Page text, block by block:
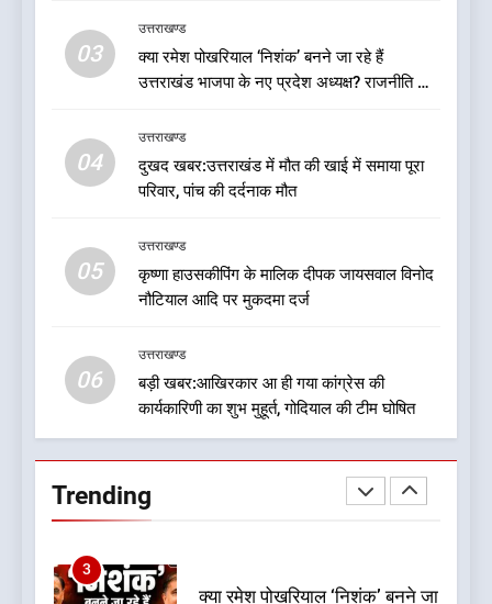
03
उत्तराखण्ड
क्या रमेश पोखरियाल ‘निशंक’ बनने जा रहे हैं
उत्तराखंड भाजपा के नए प्रदेश अध्यक्ष? राजनीति के
04
उत्तराखण्ड
दुखद खबर:उत्तराखंड में मौत की खाई में समाया पूरा
परिवार, पांच की दर्दनाक मौत
05
उत्तराखण्ड
कृष्णा हाउसकीपिंग के मालिक दीपक जायसवाल विनोद
नौटियाल आदि पर मुकदमा दर्ज
06
उत्तराखण्ड
बड़ी खबर:आखिरकार आ ही गया कांग्रेस की
कार्यकारिणी का शुभ मुहूर्त, गोदियाल की टीम घोषित
Trending
मुख्यमंत्री को भी मिली जिम्मेदारी
उत्तराखण्ड
देखें वीडियो:कांग्रेस का 2027 के
चुनाव जीतने पर फोकस पूरा, लेकिन
1
बड़ी खबर:16 करोड़ के पुल मामले में
हित और आधारभूत विकास को नई
गति : धामी कैबिनेट के ऐतिहासिक
3
क्या रमेश पोखरियाल ‘निशंक’ बनने जा